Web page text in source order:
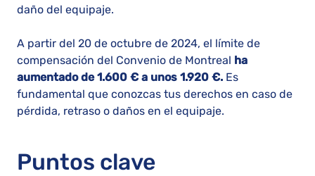
daño del equipaje.
A partir del 20 de octubre de 2024, el límite de
compensación del Convenio de Montreal ha
aumentado de 1.600 € a unos 1.920 €. Es
fundamental que conozcas tus derechos en caso de
pérdida, retraso o daños en el equipaje.
Puntos clave